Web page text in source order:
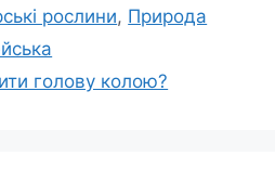
рослини, Природа
голову колою?